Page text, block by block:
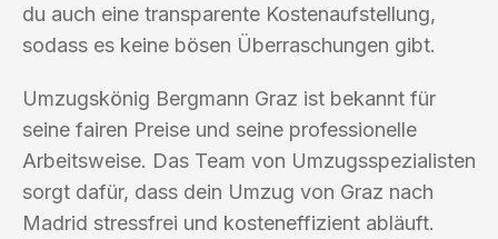
du auch eine transparente Kostenaufstellung,
sodass es keine bösen Überraschungen gibt.
Umzugskönig Bergmann Graz ist bekannt für
seine fairen Preise und seine professionelle
Arbeitsweise. Das Team von Umzugsspezialisten
sorgt dafür, dass dein Umzug von Graz nach
Madrid stressfrei und kosteneffizient abläuft.